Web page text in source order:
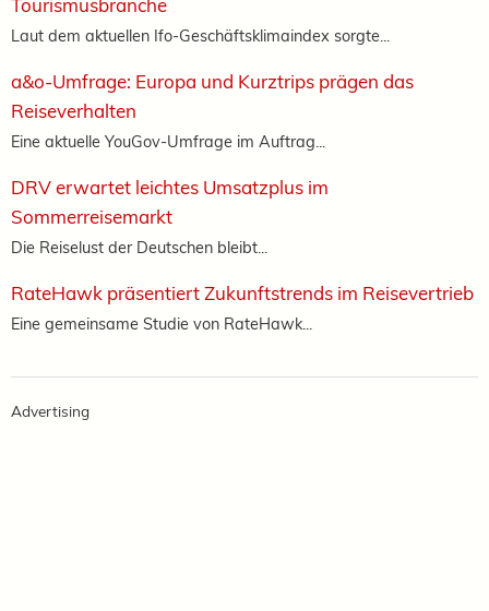
Tourismusbranche
Laut dem aktuellen Ifo-Geschäftsklimaindex sorgte...
a&o-Umfrage: Europa und Kurztrips prägen das
Reiseverhalten
Eine aktuelle YouGov-Umfrage im Auftrag...
DRV erwartet leichtes Umsatzplus im
Sommerreisemarkt
Die Reiselust der Deutschen bleibt...
RateHawk präsentiert Zukunftstrends im Reisevertrieb
Eine gemeinsame Studie von RateHawk...
Advertising